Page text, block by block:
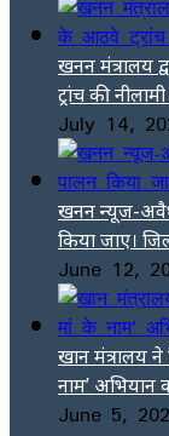
खनन मंत्रालय
ट्रांच की
July 14,
खनन न्यूज-
किया जाए।
June 12,
खान मंत्रालय
नाम’
June 5,